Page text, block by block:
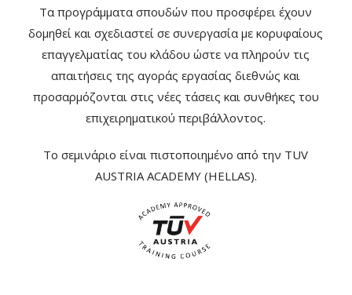
Τα προγράμματα σπουδών που προσφέρει έχουν
δομηθεί και σχεδιαστεί σε συνεργασία με κορυφαίους
επαγγελματίας του κλάδου ώστε να πληρούν τις
απαιτήσεις της αγοράς εργασίας διεθνώς και
προσαρμόζονται στις νέες τάσεις και συνθήκες του
επιχειρηματικού περιβάλλοντος.
Το σεμινάριο είναι πιστοποιημένο από την TUV
AUSTRIA ACADEMY (HELLAS).